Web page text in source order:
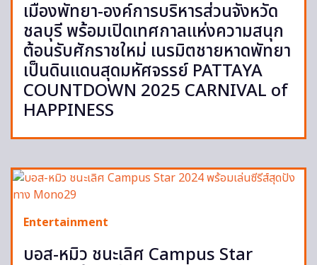
เมืองพัทยา-องค์การบริหารส่วนจังหวัด
ชลบุรี พร้อมเปิดเทศกาลแห่งความสนุก
ต้อนรับศักราชใหม่ เนรมิตชายหาดพัทยา
เป็นดินแดนสุดมหัศจรรย์ PATTAYA
COUNTDOWN 2025 CARNIVAL of
HAPPINESS
Entertainment
บอส-หมิว ชนะเลิศ Campus Star